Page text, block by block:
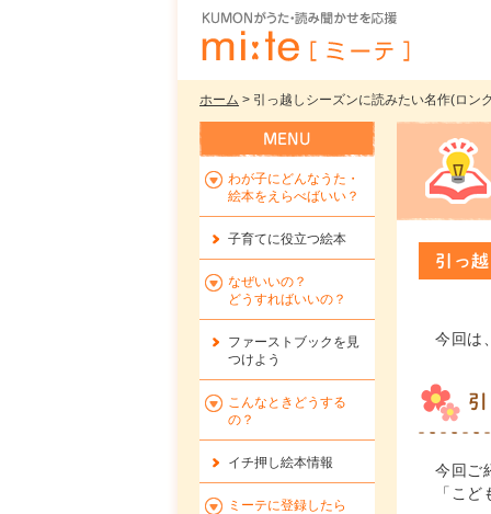
ホーム > 引っ越しシーズンに読みたい名作(ロ
引っ
今回は
今回ご
「こ
わが子にどんなうた・
絵本をえらべばいい？
子育てに役立つ絵本
なぜいいの？
どうすればいいの？
ファーストブックを 見
つけよう
こんなときどうする
の？
イチ押し絵本情報
ミーテに登録したら